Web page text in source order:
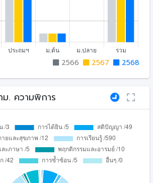
2566 2567 2568
. ความพิการ